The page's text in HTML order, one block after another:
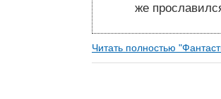
же
Читать полностью